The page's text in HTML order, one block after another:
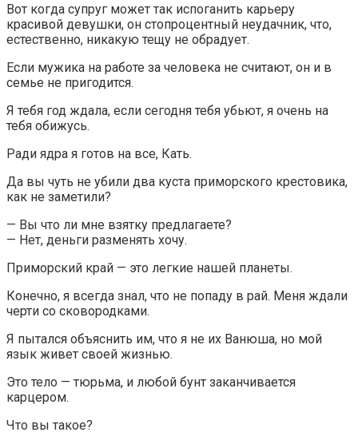
Вот когда супруг может так испоганить карьеру
красивой девушки, он стопроцентный неудачник, что,
естественно, никакую тещу не обрадует.
Если мужика на работе за человека не считают, он и в
семье не пригодится.
Я тебя год ждала, если сегодня тебя убьют, я очень на
тебя обижусь.
Ради ядра я готов на все, Кать.
Да вы чуть не убили два куста приморского крестовика,
как не заметили?
— Вы что ли мне взятку предлагаете?
— Нет, деньги разменять хочу.
Приморский край — это легкие нашей планеты.
Конечно, я всегда знал, что не попаду в рай. Меня ждали
черти со сковородками.
Я пытался объяснить им, что я не их Ванюша, но мой
язык живет своей жизнью.
Это тело — тюрьма, и любой бунт заканчивается
карцером.
Что вы такое?